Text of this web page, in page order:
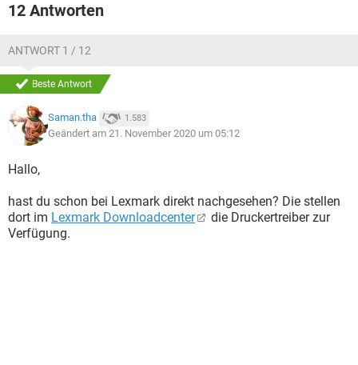
12 Antworten
ANTWORT 1 / 12
Beste Antwort
Saman.tha 1.583
Geändert am 21. November 2020 um 05:12
Hallo,
hast du schon bei Lexmark direkt nachgesehen? Die stellen
dort im Lexmark Downloadcenter
die Druckertreiber zur
Verfügung.